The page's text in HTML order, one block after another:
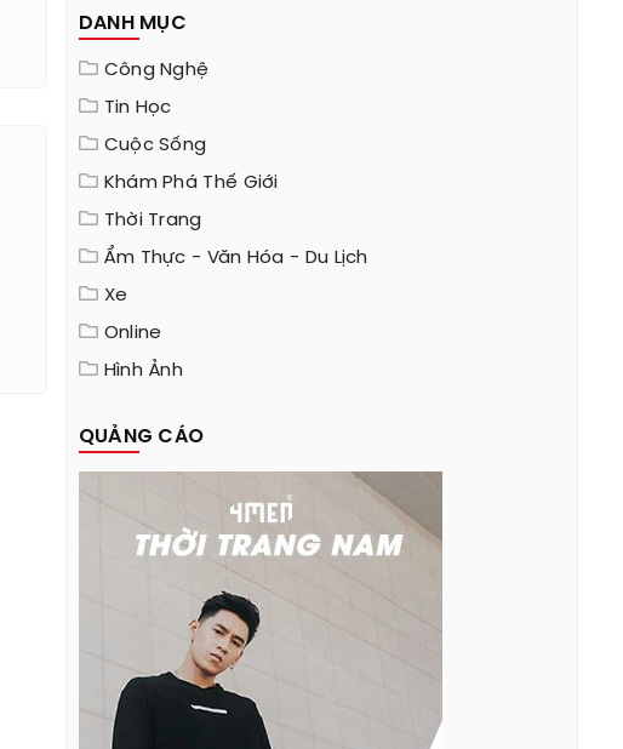
DANH MỤC
Công Nghệ
Tin Học
Cuộc Sống
Khám Phá Thế Giới
Thời Trang
Ẩm Thực - Văn Hóa - Du Lịch
Xe
Online
Hình Ảnh
QUẢNG CÁO